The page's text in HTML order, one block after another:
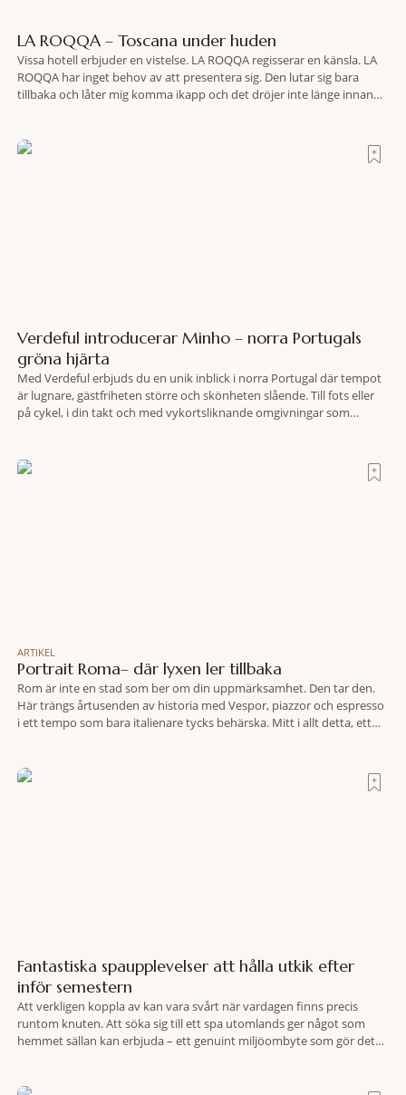
LA ROQQA – Toscana under huden
Vissa hotell erbjuder en vistelse. LA ROQQA regisserar en känsla. LA
ROQQA har inget behov av att presentera sig. Den lutar sig bara
tillbaka och låter mig komma ikapp och det dröjer inte länge innan
Verdeful introducerar Minho – norra Portugals
gröna hjärta
Med Verdeful erbjuds du en unik inblick i norra Portugal där tempot
är lugnare, gästfriheten större och skönheten slående. Till fots eller
på cykel, i din takt och med vykortsliknande omgivningar som
travel när det
ARTIKEL
Portrait Roma– där lyxen ler tillbaka
Rom är inte en stad som ber om din uppmärksamhet. Den tar den.
Här trängs årtusenden av historia med Vespor, piazzor och espresso
i ett tempo som bara italienare tycks behärska. Mitt i allt detta, ett
Fantastiska spaupplevelser att hålla utkik efter
inför semestern
Att verkligen koppla av kan vara svårt när vardagen finns precis
runtom knuten. Att söka sig till ett spa utomlands ger något som
hemmet sällan kan erbjuda – ett genuint miljöombyte som gör det